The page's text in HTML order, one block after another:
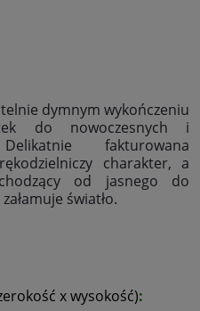
dymnym wykończeniu
do nowoczesnych i
fakturowana
charakter, a
od jasnego do
światło.
x wysokość):